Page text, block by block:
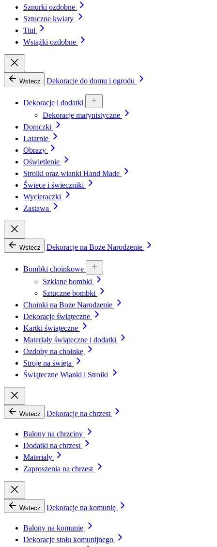
Sznurki ozdobne
Sztuczne kwiaty
Tiul
Wstążki ozdobne
Wstecz Dekoracje do domu i ogrodu
Dekoracje i dodatki
Dekoracje marynistyczne
Doniczki
Latarnie
Obrazy
Oświetlenie
Stroiki oraz wianki Hand Made
Świece i świeczniki
Wycieraczki
Zastawa
Wstecz Dekoracje na Boże Narodzenie
Bombki choinkowe
Szklane bombki
Sztuczne bombki
Choinki na Boże Narodzenie
Dekoracje świąteczne
Kartki świąteczne
Materiały świąteczne i dodatki
Ozdoby na choinkę
Stroje na święta
Świąteczne Wianki i Stroiki
Wstecz Dekoracje na chrzest
Balony na chrzciny
Dodatki na chrzest
Materiały
Zaproszenia na chrzest
Wstecz Dekoracje na komunię
Balony na komunię
Dekoracje stołu komunijnego